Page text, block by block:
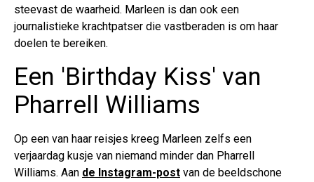
steevast de waarheid. Marleen is dan ook een
journalistieke krachtpatser die vastberaden is om haar
doelen te bereiken.
Een 'Birthday Kiss' van
Pharrell Williams
Op een van haar reisjes kreeg Marleen zelfs een
verjaardag kusje van niemand minder dan Pharrell
Williams. Aan de Instagram-post van de beeldschone